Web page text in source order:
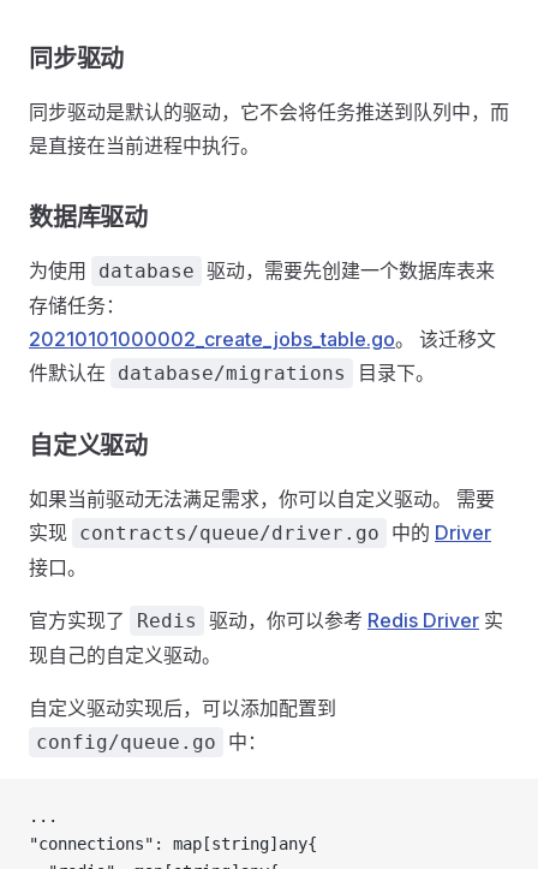
同步驱动
同步驱动是默认的驱动，它不会将任务推送到队列中，而
是直接在当前进程中执行。
数据库驱动
为使用 database 驱动，需要先创建一个数据库表来
存储任务：
20210101000002_create_jobs_table.go。 该迁移文
件默认在
database/migrations 目录下。
自定义驱动
如果当前驱动无法满足需求，你可以自定义驱动。 需要
实现 contracts/queue/driver.go 中的 Driver
接口。
官方实现了 Redis 驱动，你可以参考 Redis Driver 实
现自己的自定义驱动。
自定义驱动实现后，可以添加配置到
config/queue.go 中：
...
"connections": map[string]any{